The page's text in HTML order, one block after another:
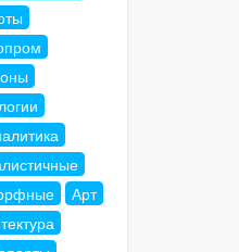
Арт